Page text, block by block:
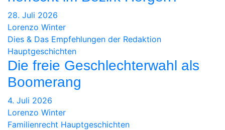
28. Juli 2026
Lorenzo Winter
Dies & Das Empfehlungen der Redaktion
Hauptgeschichten
Die freie Geschlechterwahl als
Boomerang
4. Juli 2026
Lorenzo Winter
Familienrecht Hauptgeschichten